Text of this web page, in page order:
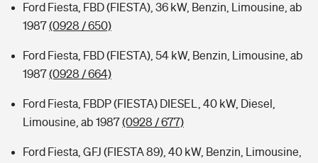
Ford Fiesta, FBD (FIESTA), 36 kW, Benzin, Limousine, ab
1987(0928 / 650)
Ford Fiesta, FBD (FIESTA), 54 kW, Benzin, Limousine, ab
1987(0928 / 664)
Ford Fiesta, FBDP (FIESTA) DIESEL, 40 kW, Diesel,
Limousine, ab 1987(0928 / 677)
Ford Fiesta, GFJ (FIESTA 89), 40 kW, Benzin, Limousine,